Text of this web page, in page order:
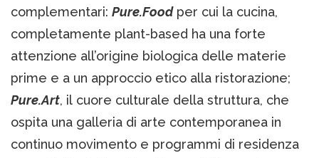
complementari: Pure.Foodper cui la cucina,
completamente plant-based ha una forte
attenzione all’origine biologica delle materie
prime e a un approccio etico alla ristorazione;
Pure.Art, il cuore culturale della struttura, che
ospita una galleria di arte contemporanea in
continuo movimento e programmi di residenza